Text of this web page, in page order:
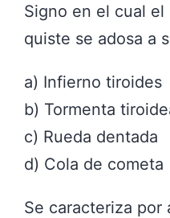
Signo en el cual
quiste se adosa a
a) Infierno tiroides
b) Tormenta
c) Rueda dentada
d) Cola de cometa
Se caracteriza por